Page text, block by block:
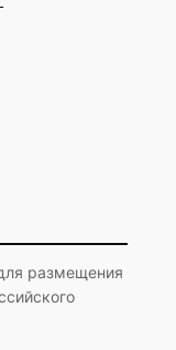
размещения